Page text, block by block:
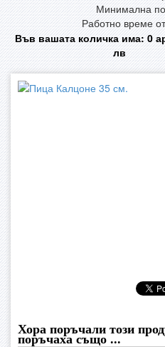
Минимална
Работно време
Във вашата количка има:0
лв
Хора поръчали този
поръчаха също ...